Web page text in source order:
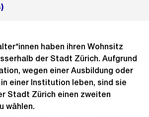
haben ihren Wohnsitz
der Stadt Zürich. Aufgrund
wegen einer Ausbildung oder
einer Institution leben, sind sie
Stadt Zürich einen zweiten
wählen.